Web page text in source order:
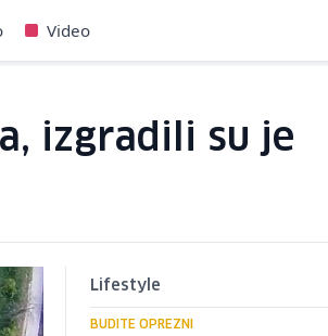
Video
izgradili su je
Lifestyle
BUDITE OPREZNI